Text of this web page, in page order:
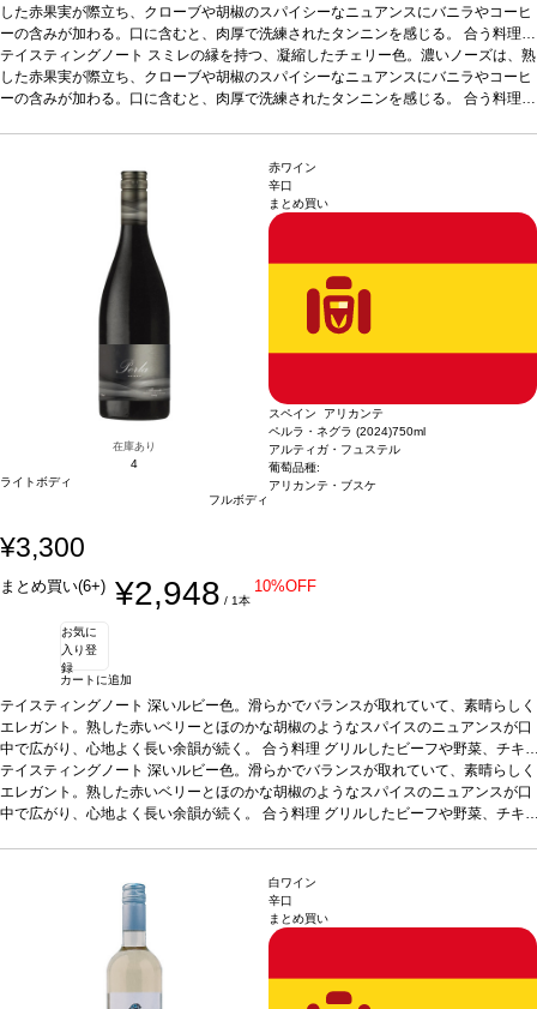
した赤果実が際立ち、クローブや胡椒のスパイシーなニュアンスにバニラやコーヒ
ーの含みが加わる。口に含むと、肉厚で洗練されたタンニンを感じる。 合う料理肉
の煮込み料理、パスタ、半熟成チーズ、タパスなどと好相性。葡萄品種100% ガ
ルナッチャ*本ヴィンテージが在庫切れの場合、在庫があり価格が同様の場合は自
動的に次のヴィンテージに変更されます、ご了承ください。
テイスティングノート スミレの縁を持つ、凝縮したチェリー色。濃いノーズは、熟
した赤果実が際立ち、クローブや胡椒のスパイシーなニュアンスにバニラやコーヒ
ーの含みが加わる。口に含むと、肉厚で洗練されたタンニンを感じる。 合う料理肉
動的に次のヴィンテージに変更されます、ご了承ください。
在庫あり
4
ライトボディ
フルボディ
赤ワイン
辛口
まとめ買い
スペイン アリカンテ
ペルラ・ネグラ (2024)750ml
アルティガ・フュステル
葡萄品種:
アリカンテ・ブスケ
¥3,300
まとめ買い(6+) ¥2,948 / 1本
10%OFF
お気に
入り登
録
カートに追加
テイスティングノート 深いルビー色。滑らかでバランスが取れていて、素晴らしく
エレガント。熟した赤いベリーとほのかな胡椒のようなスパイスのニュアンスが口
中で広がり、心地よく長い余韻が続く。 合う料理 グリルしたビーフや野菜、チキ
ンの照り焼きなどと好相性葡萄品種アリカンテ・ブーシェ 100%*本ヴィンテージ
が在庫切れの場合、在庫があり価格が同様の場合は自動的に次のヴィンテージに変
更されます、ご了承ください。
テイスティングノート 深いルビー色。滑らかでバランスが取れていて、素晴らしく
エレガント。熟した赤いベリーとほのかな胡椒のようなスパイスのニュアンスが口
中で広がり、心地よく長い余韻が続く。 合う料理 グリルしたビーフや野菜、チキ
白ワイン
辛口
まとめ買い